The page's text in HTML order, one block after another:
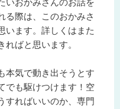
る際は、このおかみさ
います。詳しくはまた
ばと思います。
本気で動き出そうとす
でも駆けつけます！空
すればいいのか、専門